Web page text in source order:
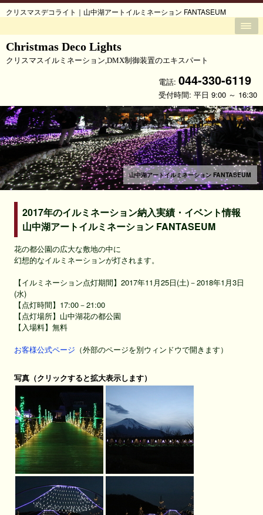
クリスマスデコライト｜山中湖アートイルミネーション FANTASEUM
Christmas Deco Lights
クリスマスイルミネーション,DMX制御装置のエキスパート
電話: 044-330-6119
受付時間: 平日 9:00 ～ 16:30
山中湖アートイルミネーション FANTASEUM
2017年のイルミネーション納入実績・イベント情報
山中湖アートイルミネーション FANTASEUM
花の都公園の広大な敷地の中に
幻想的なイルミネーションが灯されます。
【イルミネーション点灯期間】2017年11月25日(土)－2018年1月3日
(水)
【点灯時間】17:00－21:00
【点灯場所】山中湖花の都公園
【入場料】無料
お客様公式ページ （外部のページを別ウィンドウで開きます）
写真（クリックすると拡大表示します）